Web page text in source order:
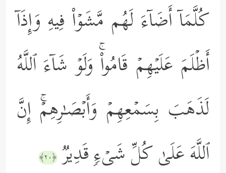
كُلَّمَاۤ أَضَاۤءَ لَهُم مَّشَوۡاْ فِیهِ وَإِذَاۤ
أَظۡلَمَ عَلَیۡهِمۡ قَامُواْۚ وَلَوۡ شَاۤءَ ٱللَّهُ
لَذَهَبَ بِسَمۡعِهِمۡ وَأَبۡصَـٰرِهِمۡۚ إِنَّ
ٱللَّهَ عَلَىٰ كُلِّ شَیۡءࣲ قَدِیرࣱ ﴿٢٠﴾